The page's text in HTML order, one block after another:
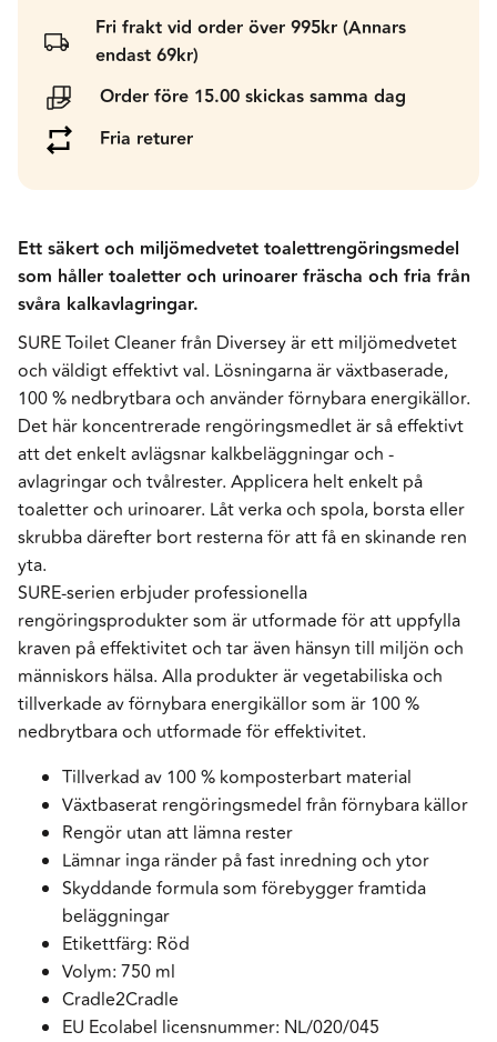
Fri frakt vid order över 995kr (Annars
endast 69kr)
Order före 15.00 skickas samma dag
Fria returer
Ett säkert och miljömedvetet toalettrengöringsmedel
som håller toaletter och urinoarer fräscha och fria från
svåra kalkavlagringar.
SURE Toilet Cleaner från Diversey är ett miljömedvetet
och väldigt effektivt val. Lösningarna är växtbaserade,
100 % nedbrytbara och använder förnybara energikällor.
Det här koncentrerade rengöringsmedlet är så effektivt
att det enkelt avlägsnar kalkbeläggningar och -
avlagringar och tvålrester. Applicera helt enkelt på
toaletter och urinoarer. Låt verka och spola, borsta eller
skrubba därefter bort resterna för att få en skinande ren
yta.
SURE-serien erbjuder professionella
rengöringsprodukter som är utformade för att uppfylla
kraven på effektivitet och tar även hänsyn till miljön och
människors hälsa. Alla produkter är vegetabiliska och
tillverkade av förnybara energikällor som är 100 %
nedbrytbara och utformade för effektivitet.
Tillverkad av 100 % komposterbart material
Växtbaserat rengöringsmedel från förnybara källor
Rengör utan att lämna rester
Lämnar inga ränder på fast inredning och ytor
Skyddande formula som förebygger framtida
beläggningar
Etikettfärg: Röd
Volym: 750 ml
Cradle2Cradle
EU Ecolabel licensnummer: NL/020/045